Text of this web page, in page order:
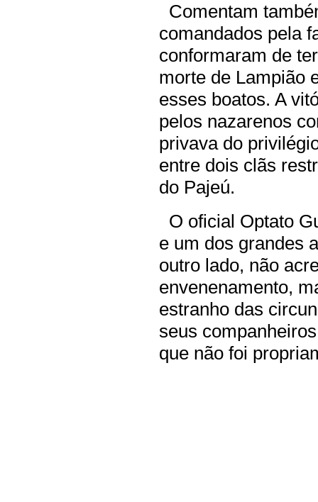
Comentam
comandados pela
conformaram de
morte de Lampião
esses boatos. A
pelos nazarenos
privava do
entre dois clãs
do Pajeú.
O oficial Optato
e um dos grandes
outro lado, não
envenenamento,
estranho das
seus
que não foi